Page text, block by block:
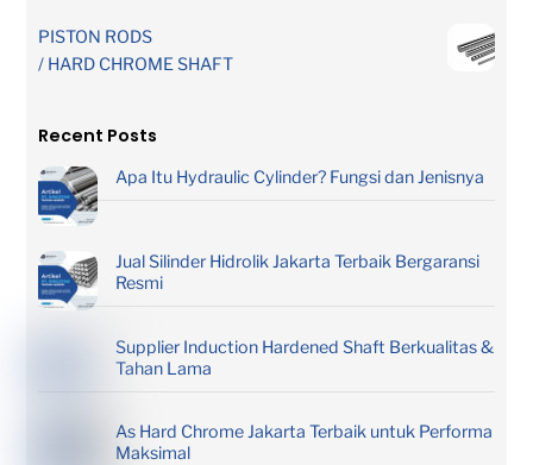
PISTON RODS
/ HARD CHROME SHAFT
Recent Posts
Apa Itu Hydraulic Cylinder? Fungsi dan Jenisnya
Jual Silinder Hidrolik Jakarta Terbaik Bergaransi
Resmi
Supplier Induction Hardened Shaft Berkualitas &
Tahan Lama
As Hard Chrome Jakarta Terbaik untuk Performa
Maksimal